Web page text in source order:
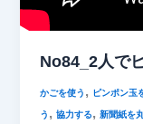
No84_2人で
かごを使う , ピンポン玉
う ,協力する,新聞紙を